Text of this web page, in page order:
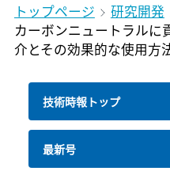
トップページ 研究開発
カーボンニュートラルに
介とその効果的な使用方
技術時報トップ
最新号